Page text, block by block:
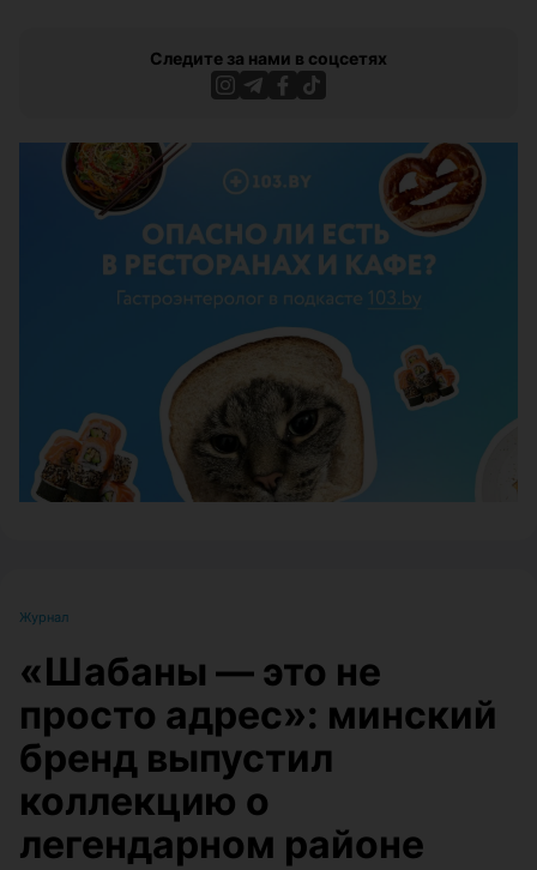
Следите за нами в соцсетях
Журнал
«Шабаны — это не
просто адрес»: минский
бренд выпустил
коллекцию о
легендарном районе